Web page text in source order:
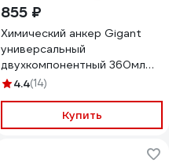
855 ₽
Химический анкер Gigant
универсальный
двухкомпонентный 360мл
CHA2183
4.4(14)
Купить